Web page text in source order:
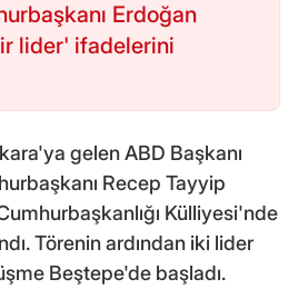
Erdoğan
lider' ifadelerini
gelen ABD Başkanı
Recep Tayyip
Külliyesi'nde
Törenin ardından iki lider
Beştepe'de başladı.